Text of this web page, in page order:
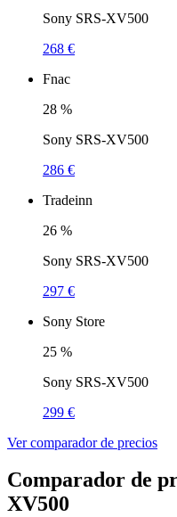
Sony SRS-XV500
268 €
Fnac
28 %
Sony SRS-XV500
286 €
Tradeinn
26 %
Sony SRS-XV500
297 €
Sony Store
25 %
Sony SRS-XV500
299 €
Ver comparador de precios
Comparador de
XV500